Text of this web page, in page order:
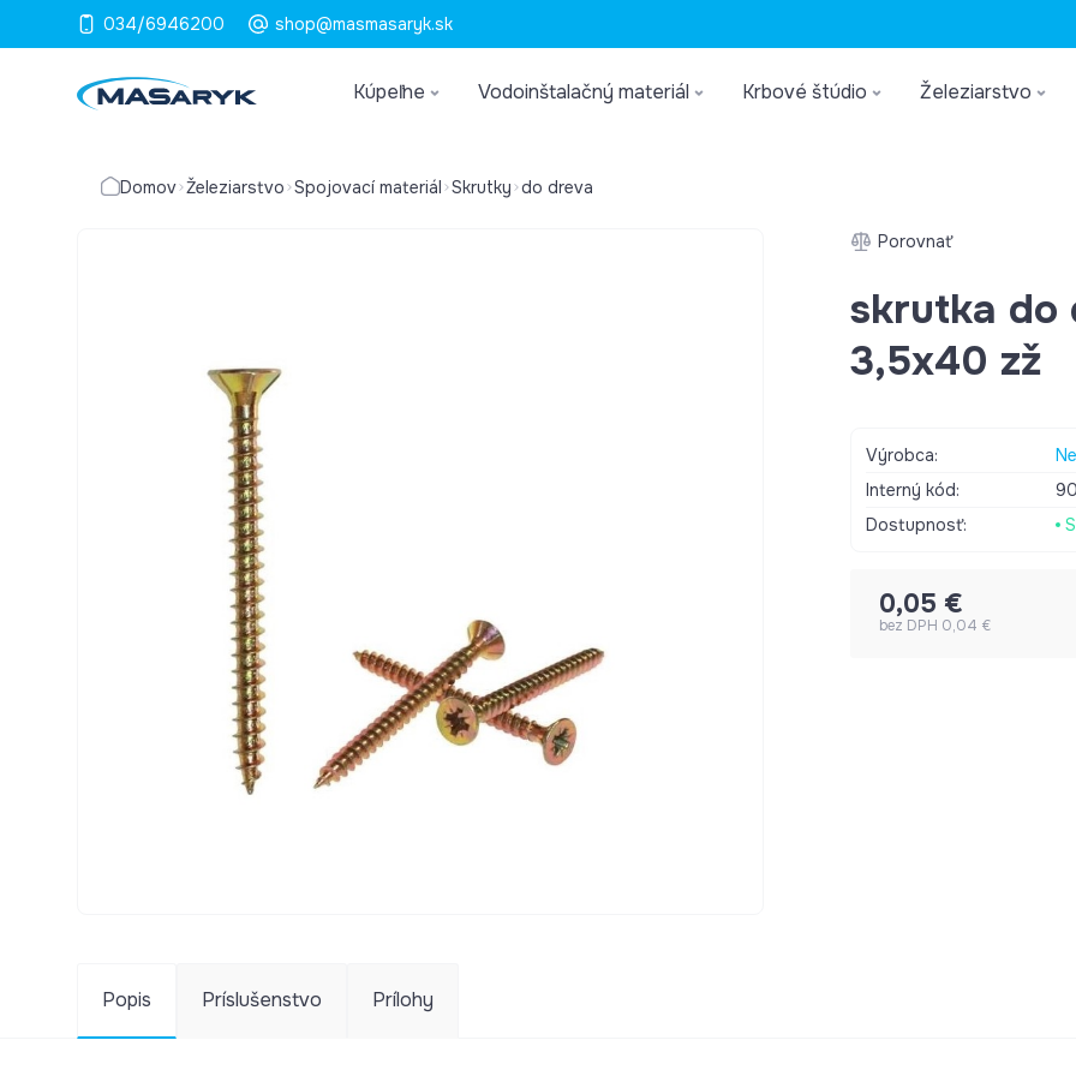
034/6946200 shop@masmasaryk.sk
Kúpeľne Vodoinštalačný materiál Krbové štúdio Železiarstvo
Domov Železiarstvo Spojovací materiál Skrutky do dreva
Porovnať
skrutka do
3,5x40 zž
Výrobca:
Interný kód:
Dostupnosť:
0,05 €
bez DPH 0,04 €
Popis Príslušenstvo Prílohy